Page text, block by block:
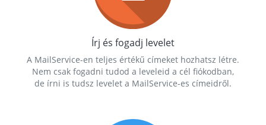
Írj és fogadj levelet
A MailService-en teljes értékű címeket hozhatsz létre.
Nem csak fogadni tudod a leveleid a cél fiókodban,
de írni is tudsz levelet a MailService-es címeidről.